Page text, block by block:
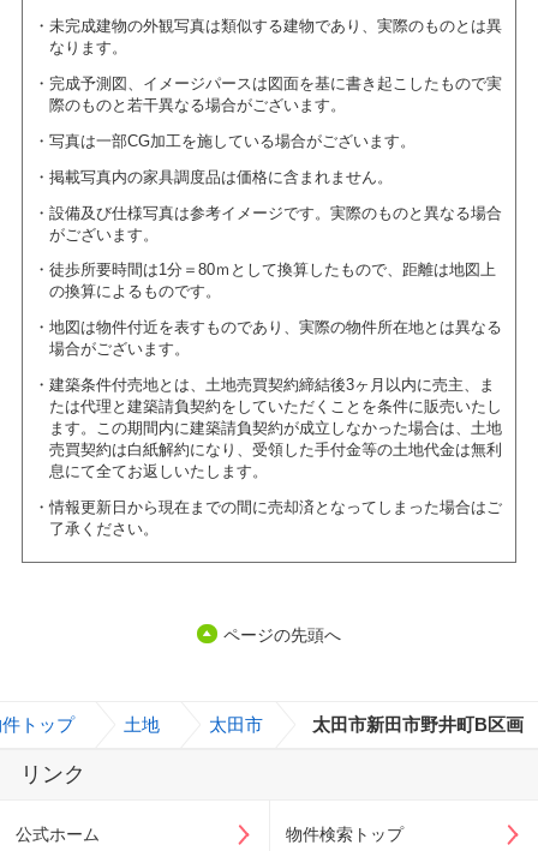
未完成建物の外観写真は類似する建物であり、実際のものとは異
なります。
完成予測図、イメージパースは図面を基に書き起こしたもので実
際のものと若干異なる場合がございます。
写真は一部CG加工を施している場合がございます。
掲載写真内の家具調度品は価格に含まれません。
設備及び仕様写真は参考イメージです。実際のものと異なる場合
がございます。
徒歩所要時間は1分＝80ｍとして換算したもので、距離は地図上
の換算によるものです。
地図は物件付近を表すものであり、実際の物件所在地とは異なる
場合がございます。
建築条件付売地とは、土地売買契約締結後3ヶ月以内に売主、ま
たは代理と建築請負契約をしていただくことを条件に販売いたし
ます。この期間内に建築請負契約が成立しなかった場合は、土地
売買契約は白紙解約になり、受領した手付金等の土地代金は無利
息にて全てお返しいたします。
情報更新日から現在までの間に売却済となってしまった場合はご
了承ください。
ページの先頭へ
トップ 土地 太田市 太田市新田市野井町B区画
リンク
公式ホーム 物件検索トップ